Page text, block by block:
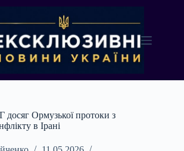
Ормузької протоки з
в Ірані